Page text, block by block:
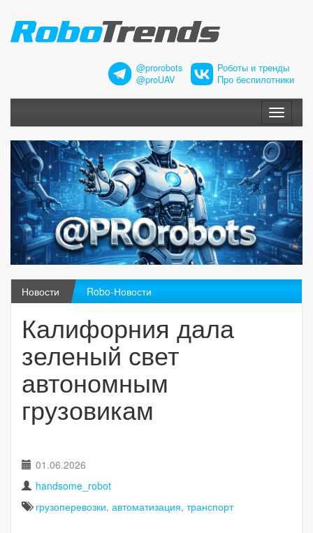
@prorobots
@proUAV
Роботы и тренды
Про беспилотники
Меню
Новости Robo-Новости
Калифорния дала
зеленый свет
автономным
грузовикам
01.06.2026
handsome_robot
грузоперевозки, автоматизация, транспорт